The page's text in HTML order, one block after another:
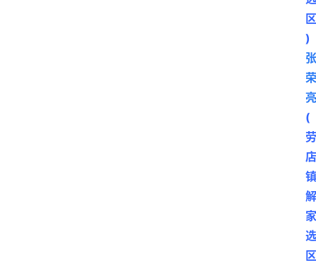
区
)
张
荣
亮
(
劳
店
镇
解
家
选
区